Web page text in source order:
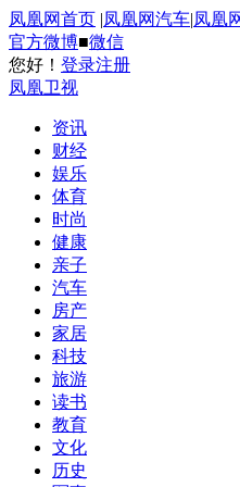
凤凰网首页 |凤凰网汽车|凤凰
官方微博■微信
您好！ 登录注册
凤凰卫视
资讯
财经
娱乐
体育
时尚
健康
亲子
汽车
房产
家居
科技
旅游
读书
教育
文化
历史